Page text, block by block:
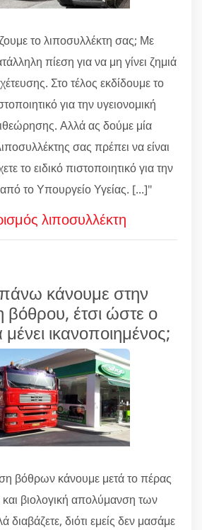
το λιποσυλλέκτη σας; Με
πίεση για να μη γίνει ζημιά
Στο τέλος εκδίδουμε το
για την υγειονομική
Αλλά ας δούμε μία
σας πρέπει να είναι
το ειδικό πιστοποιητικό για την
το Υπουργείο Υγείας. [...]"
λιποσυλλέκτη
κάνουμε στην
βόθρου, έτσι ώστε ο
ικανοποιημένος;
βόθρων κάνουμε μετά το πέρας
βιολογική απολύμανση των
διαβάζετε, διότι εμείς δεν μασάμε